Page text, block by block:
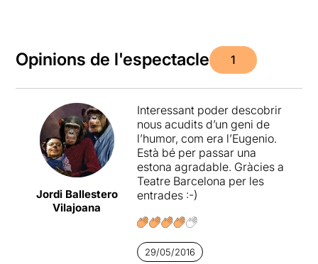
Opinions de l'espectacle 1
Jordi Ballestero
Vilajoana
Interessant poder descobrir
nous acudits d’un geni de
l’humor, com era l’Eugenio.
Està bé per passar una
estona agradable. Gràcies a
Teatre Barcelona per les
entrades :-)
29/05/2016